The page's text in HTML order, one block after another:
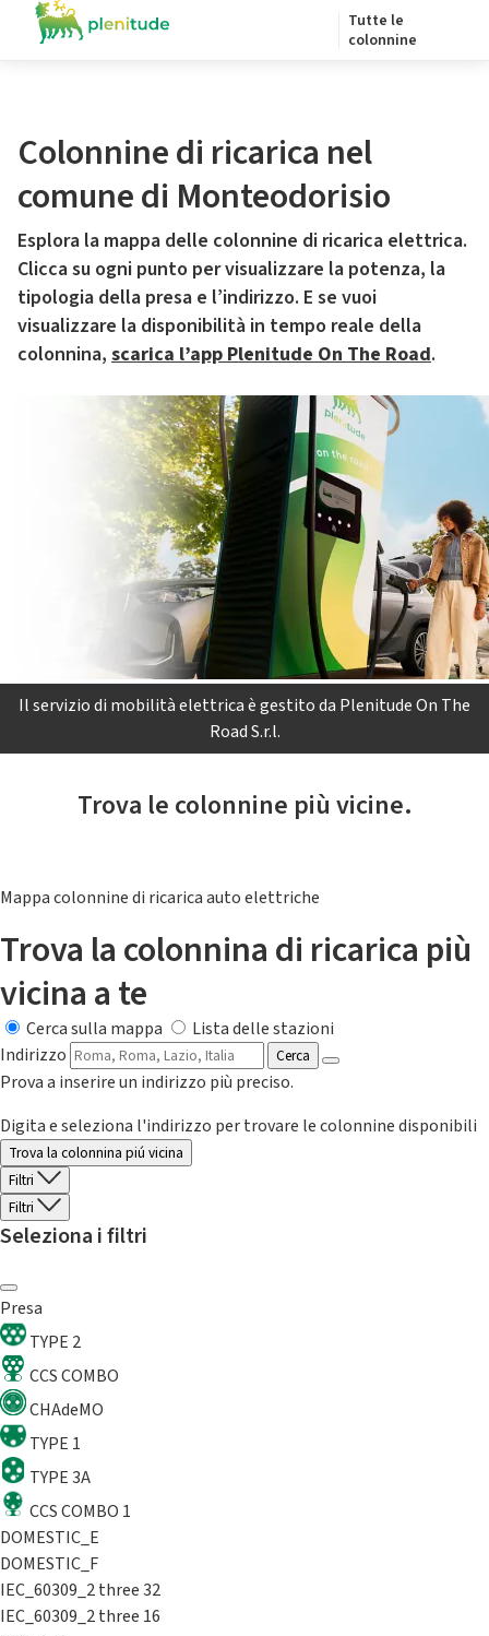
Tutte le
colonnine
Colonnine di ricarica nel
comune di Monteodorisio
Esplora la mappa delle colonnine di ricarica elettrica.
Clicca su ogni punto per visualizzare la potenza, la
tipologia della presa e l’indirizzo. E se vuoi
visualizzare la disponibilità in tempo reale della
colonnina, scarica l’app Plenitude On The Road.
Il servizio di mobilità elettrica è gestito da Plenitude On The
Road S.r.l.
Trova le colonnine più vicine.
Mappa colonnine di ricarica auto elettriche
Trova la colonnina di ricarica più
vicina a te
Cerca sulla mappa
Lista delle stazioni
Indirizzo
Cerca
Prova a inserire un indirizzo più preciso.
Digita e seleziona l'indirizzo per trovare le colonnine disponibili
Trova la colonnina piú vicina
Filtri
Filtri
Seleziona i filtri
Presa
TYPE 2
CCS COMBO
CHAdeMO
TYPE 1
TYPE 3A
CCS COMBO 1
DOMESTIC_E
DOMESTIC_F
IEC_60309_2 three 32
IEC_60309_2 three 16